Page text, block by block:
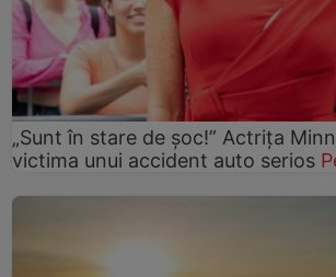
„Sunt în stare de șoc!” Actrița
victima unui accident auto serios